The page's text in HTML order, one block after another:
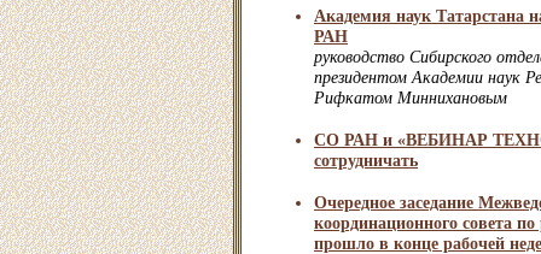
Академия наук Татарстана
РАН
руководство Сибирского
президентом Академии наук
Рифкатом Миннихановым
СО РАН и «ВЕБИНАР
сотрудничать
Очередное заседание
координационного совета
прошло в конце рабочей